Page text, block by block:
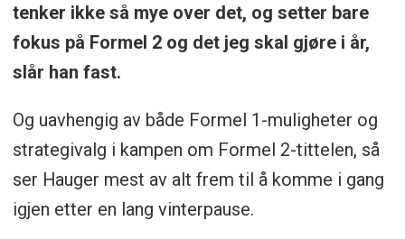
tenker ikke så mye over det, og setter bare
fokus på Formel 2 og det jeg skal gjøre i år,
slår han fast.
Og uavhengig av både Formel 1-muligheter og
strategivalg i kampen om Formel 2-tittelen, så
ser Hauger mest av alt frem til å komme i gang
igjen etter en lang vinterpause.